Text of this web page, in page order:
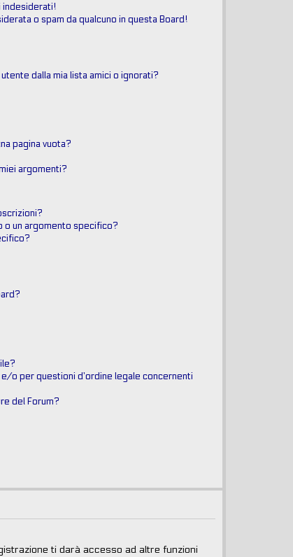
indesiderati!
o spam da qualcuno in questa Board!
dalla mia lista amici o ignorati?
pagina vuota?
argomenti?
o un argomento specifico?
o per questioni d’ordine legale concernenti
del Forum?
ti darà accesso ad altre funzioni